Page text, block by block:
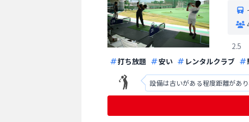
2.5
打ち放題
安い レンタルクラブ
設備は古いがある程度距離があ